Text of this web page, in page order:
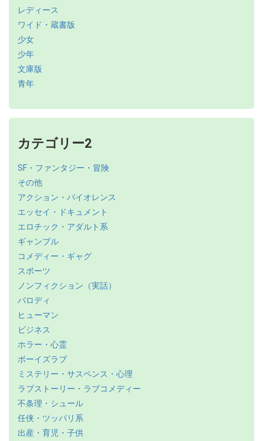
レディース
ワイド・蔵書版
少女
少年
文庫版
青年
カテゴリー2
SF・ファンタジー・冒険
その他
アクション・バイオレンス
エッセイ・ドキュメント
エロチック・アダルト系
ギャンブル
コメディー・ギャグ
スポーツ
ノンフィクション（実話）
パロディ
ヒューマン
ビジネス
ホラー・心霊
ボーイズラブ
ミステリー・サスペンス・心理
ラブストーリー・ラブコメディー
不条理・シュール
任侠・ツッパリ系
出産・育児・子供